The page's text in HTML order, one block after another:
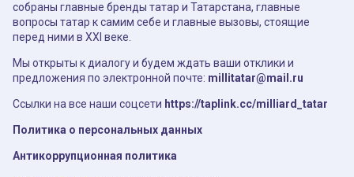
собраны главные бренды татар и Татарстана, главные
вопросы татар к самим себе и главные вызовы, стоящие
перед ними в XXI веке.
Мы открыты к диалогу и будем ждать ваши отклики и
предложения по электронной почте: millitatar@mail.ru
Ссылки на все наши соцсети https://taplink.cc/milliard_tatar
Политика о персональных данных
Антикоррупционная политика